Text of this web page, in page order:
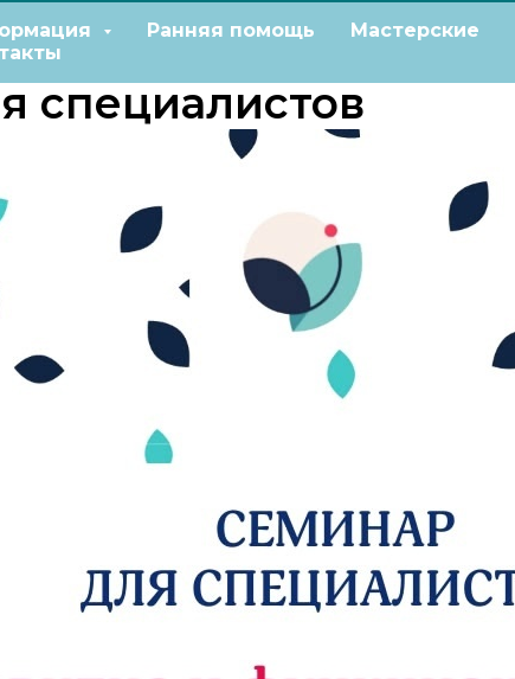
Ранняя помощь Мастерские
специалистов